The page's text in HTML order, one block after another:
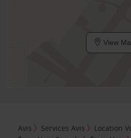
View
Avis Services Avis
Location